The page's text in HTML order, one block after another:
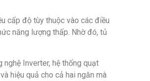
cấp độ tùy thuộc vào các điều
năng lượng thấp. Nhờ đó, tủ
nghệ Inverter, hệ thống quạt
hiệu quả cho cả hai ngăn mà